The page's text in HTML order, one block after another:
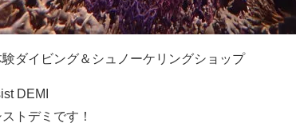
ダイビング＆シュノーケリングショップ
DEMI
トデミです！